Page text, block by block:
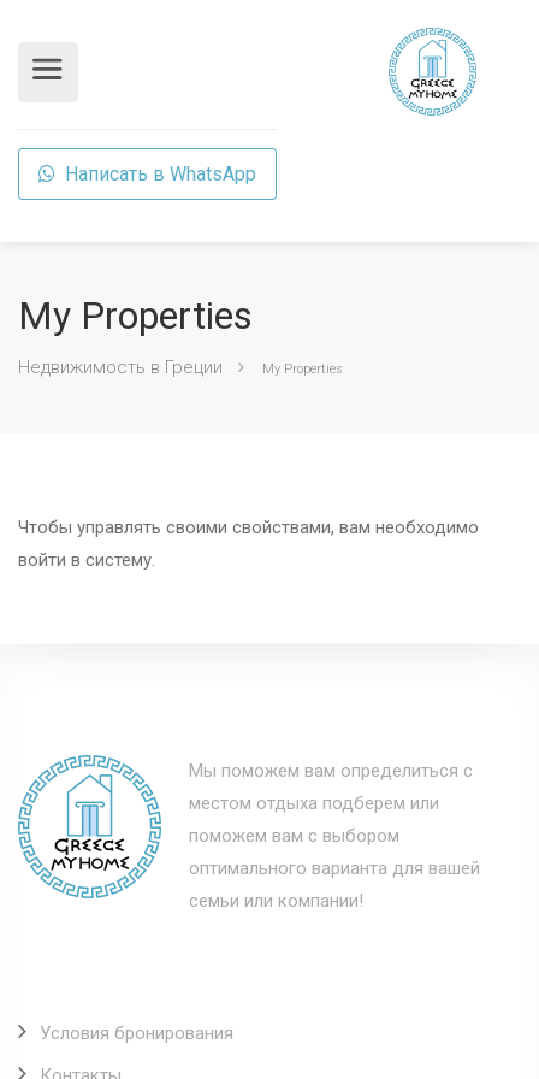
Написать в WhatsApp
My Properties
Недвижимость в Греции My Properties
Чтобы управлять своими свойствами, вам необходимо
войти в систему.
Мы поможем вам определиться с
местом отдыха подберем или
поможем вам с выбором
оптимального варианта для вашей
семьи или компании!
Условия бронирования